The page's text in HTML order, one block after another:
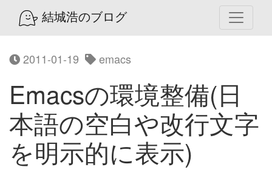
結城浩のブログ
2011-01-19 emacs
Emacsの環境整備(日
本語の空白や改行文字
を明示的に表示)